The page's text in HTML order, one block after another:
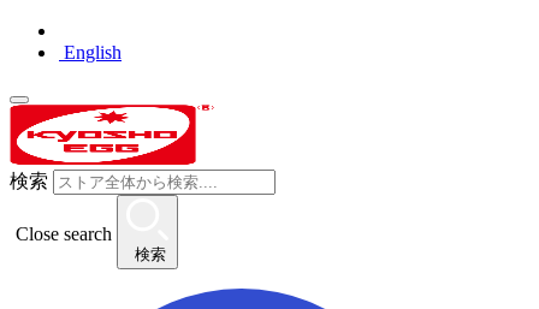
English
検索
Close search
検索